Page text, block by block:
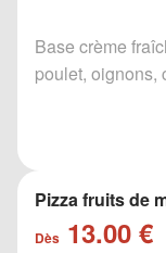
Base crème
poulet, oignons,
Pizza fruits de
Dès 13.00 €